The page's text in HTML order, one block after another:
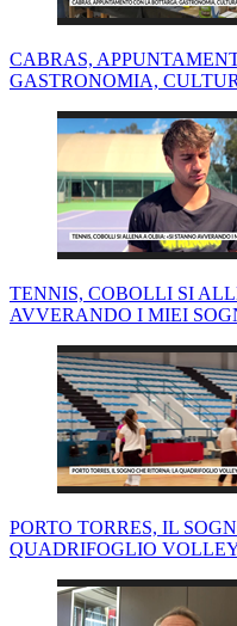
CABRAS,
GASTRONOMIA,
TENNIS, COBOLLI SI
AVVERANDO I MIEI
PORTO TORRES, IL
QUADRIFOGLIO